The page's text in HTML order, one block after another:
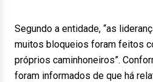
Segundo a entidade, “as
muitos bloqueios foram feitos
próprios caminhoneiros”.
foram informados de que há